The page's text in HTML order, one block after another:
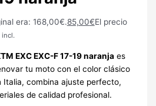
era: 168,00€.85,00€El precio
incl.
EXC EXC-F 17-19 naranjaes
tu moto con el color clásico
Italia, combina ajuste perfecto,
de calidad profesional.